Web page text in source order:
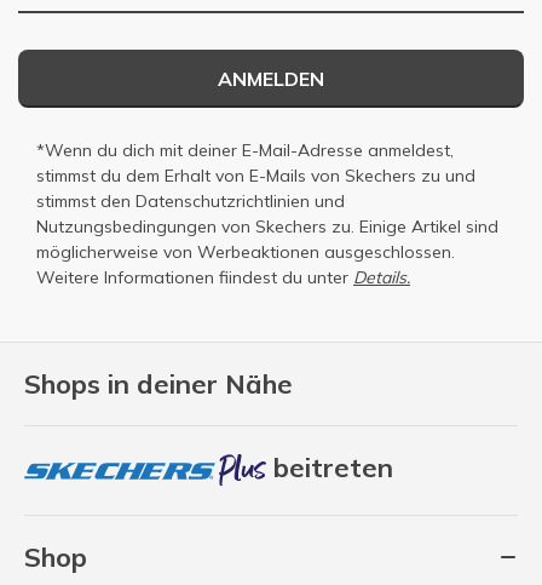
Shops in deiner Nähe
beitreten
Shop
ANMELDEN
*Wenn du dich mit deiner E-Mail-Adresse anmeldest,
stimmst du dem Erhalt von E-Mails von Skechers zu und
stimmst den Datenschutzrichtlinien und
Nutzungsbedingungen von Skechers zu. Einige Artikel sind
möglicherweise von Werbeaktionen ausgeschlossen.
Weitere Informationen fiindest du unter Details.